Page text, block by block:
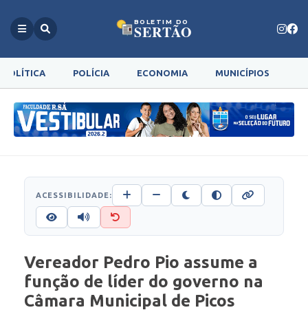
BOLETIM DO
SERTÃO
POLÍTICA POLÍCIA ECONOMIA MUNICÍPIOS
ACESSIBILIDADE:
Vereador Pedro Pio assume a
função de líder do governo na
Câmara Municipal de Picos